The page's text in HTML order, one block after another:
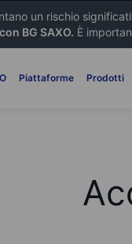
un rischio
BG SAXO. È
Piattaforme Prodotti